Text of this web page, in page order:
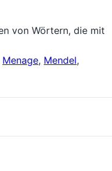
von Wörtern, die mit
Menage, Mendel,